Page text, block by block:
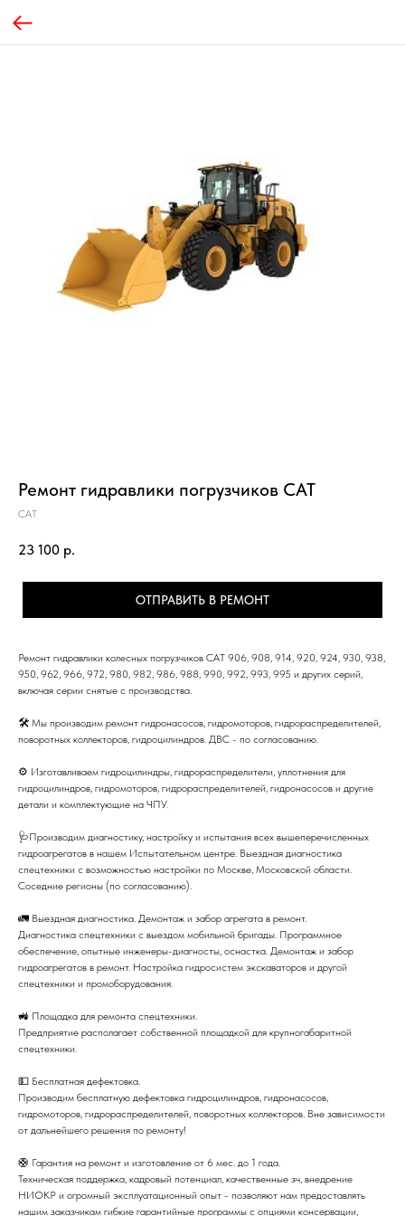
Ремонт гидравлики погрузчиков CAT
CAT
23 100 р.
ОТПРАВИТЬ В РЕМОНТ
Ремонт гидравлики колесных погрузчиков CAT 906, 908, 914, 920, 924, 930, 938,
950, 962, 966, 972, 980, 982, 986, 988, 990, 992, 993, 995 и других серий,
включая серии снятые с производства.
🛠 Мы производим ремонт гидронасосов, гидромоторов, гидрораспределителей,
поворотных коллекторов, гидроцилиндров. ДВС - по согласованию.
⚙ Изготавливаем гидроцилиндры, гидрораспределители, уплотнения для
гидроцилиндров, гидромоторов, гидрораспределителей, гидронасосов и другие
детали и комплектующие на ЧПУ.
🩺Производим диагностику, настройку и испытания всех вышеперечисленных
гидроагрегатов в нашем Испытательном центре. Выездная диагностика
спецтехники с возможностью настройки по Москве, Московской области.
Соседние регионы (по согласованию).
🚛 Выездная диагностика. Демонтаж и забор агрегата в ремонт.
Диагностика спецтехники с выездом мобильной бригады. Программное
обеспечение, опытные инженеры-диагносты, оснастка. Демонтаж и забор
гидроагрегатов в ремонт. Настройка гидросистем экскаваторов и другой
спецтехники и промоборудования.
🚜 Площадка для ремонта спецтехники.
Предприятие располагает собственной площадкой для крупногабаритной
спецтехники.
💵 Бесплатная дефектовка.
Производим бесплатную дефектовка гидроцилиндров, гидронасосов,
гидромоторов, гидрораспределителей, поворотных коллекторов. Вне зависимости
от дальнейшего решения по ремонту!
🛟 Гарантия на ремонт и изготовление от 6 мес. до 1 года.
Техническая поддержка, кадровый потенциал, качественные зч, внедрение
НИОКР и огромный эксплуатационный опыт - позволяют нам предоставлять
нашим заказчикам гибкие гарантийные программы с опциями консервации,